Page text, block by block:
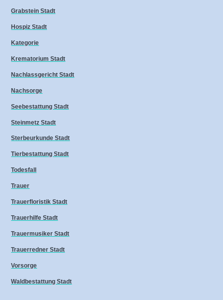
Grabstein Stadt
Hospiz Stadt
Kategorie
Krematorium Stadt
Nachlassgericht Stadt
Nachsorge
Seebestattung Stadt
Steinmetz Stadt
Sterbeurkunde Stadt
Tierbestattung Stadt
Todesfall
Trauer
Trauerfloristik Stadt
Trauerhilfe Stadt
Trauermusiker Stadt
Trauerredner Stadt
Vorsorge
Waldbestattung Stadt